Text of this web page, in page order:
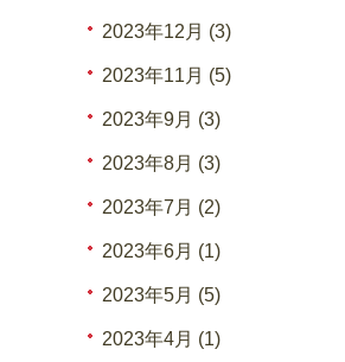
2023年12月 (3)
2023年11月 (5)
2023年9月 (3)
2023年8月 (3)
2023年7月 (2)
2023年6月 (1)
2023年5月 (5)
2023年4月 (1)